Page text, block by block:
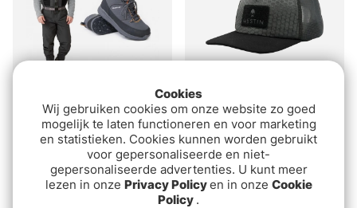
Guideline Laxa 2.0 ZIP
Wader Combo Rubber
Westin Hexagon Cap
One Size Steel
Grey/Black
€27.90
Cookies
Wij gebruiken cookies om onze website zo goed
mogelijk te laten functioneren en voor marketing
en statistieken. Cookies kunnen worden gebruikt
voor gepersonaliseerde en niet-
gepersonaliseerde advertenties. U kunt meer
lezen in onze Privacy Policyen in onze Cookie
Policy .